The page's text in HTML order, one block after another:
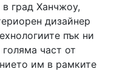
град Ханчжоу,
дизайнер
пък ни
част от
им в рамките